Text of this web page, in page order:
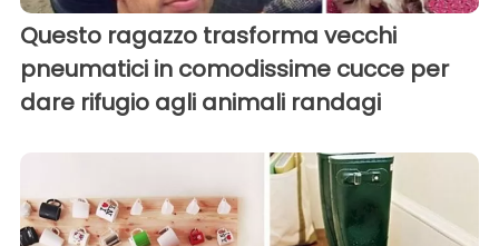
Questo ragazzo trasforma vecchi
pneumatici in comodissime cucce per
dare rifugio agli animali randagi